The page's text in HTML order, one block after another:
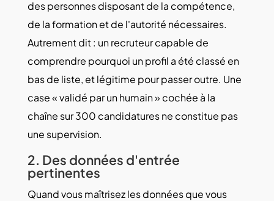
des personnes disposant de la compétence,
de la formation et de l'autorité nécessaires.
Autrement dit : un recruteur capable de
comprendre pourquoi un profil a été classé en
bas de liste, et légitime pour passer outre. Une
case « validé par un humain » cochée à la
chaîne sur 300 candidatures ne constitue pas
une supervision.
2. Des données d'entrée
pertinentes
Quand vous maîtrisez les données que vous